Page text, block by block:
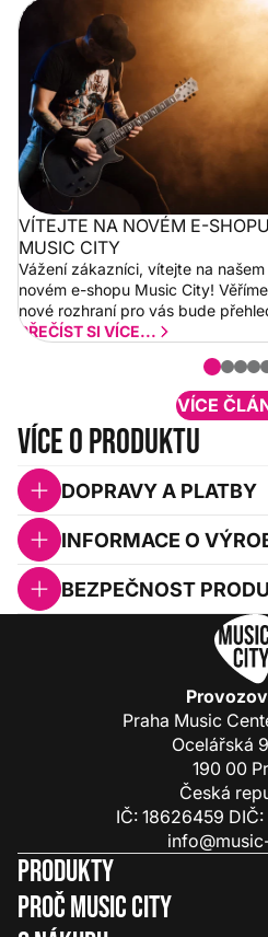
Vítejte na novém e-shopu
City
VÍTEJTE NA NOVÉM E-SHOPU
MUSIC CITY
Vážení zákazníci, vítejte na našem
novém e-shopu Music City!
nové rozhraní pro vás bude
a rychlejší. Postupně budeme
PŘEČÍST SI VÍCE...
VÍCE
Více o produktu
DOPRAVY A PLATBY
INFORMACE O
BEZPEČNOST
Praha Music
Ocelářská
190 00
Česká
IČ: 18626459
Produkty
Proč Music City